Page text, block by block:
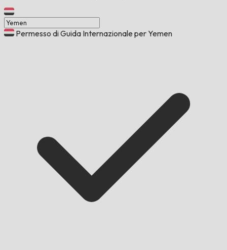
Permesso di Guida Internazionale per Yemen